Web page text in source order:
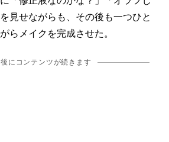
見せながらも、その後も一つひと
らメイクを完成させた。
にコンテンツが続きます